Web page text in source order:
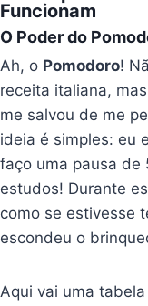
Funcionam
O Poder do
Ah, o Pomodoro!
receita italiana,
me salvou de me
ideia é simples: eu
faço uma pausa de
estudos! Durante
como se estivesse
escondeu o
Aqui vai uma